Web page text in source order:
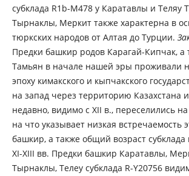
субклада R1b-M478 у Каратавлы и Теляу
Тырнаклы, Меркит также характерна в
тюркских народов от Алтая до Турции.
Предки башкир родов Карагай-Кипчак, а
Тамьян в начале нашей эры проживали
эпоху кимакского и кыпчакского
на запад через территорию Казахстана
недавно, видимо с ХII в., переселились
на что указывает низкая встречаемость
башкир, а также общий возраст
ХI-ХIII вв. Предки башкир Каратавлы,
Тырнаклы, Телеу субклада R-Y20756